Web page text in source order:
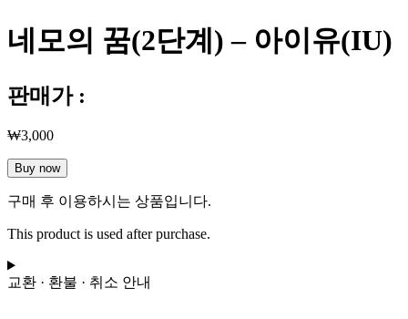
네모의 꿈(2단계) – 아이유(IU)
판매가 :
₩3,000
네
의
(2
단
계)
Buy now
구매 후 이용하시는 상품입니다.
This product is used after purchase.
교환 · 환불 · 취소 안내